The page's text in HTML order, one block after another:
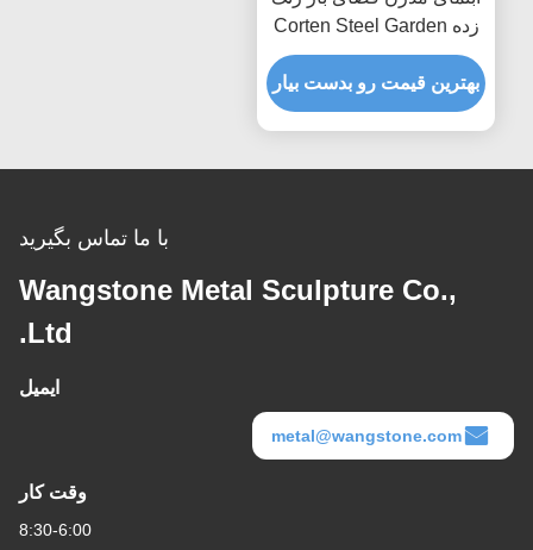
فاکتور فاکتور فاکتور فاکتور
فاکتور فاکتور فاکتور فاکتور
فاکتور فاکتور فاکتور فاکتور
زده Corten Steel Garden
بهترین قیمت رو بدست بیار
با ما تماس بگیرید
Wangstone Metal Sculpture Co.,
Ltd.
ایمیل
metal@wangstone.com
وقت کار
8:30-6:00